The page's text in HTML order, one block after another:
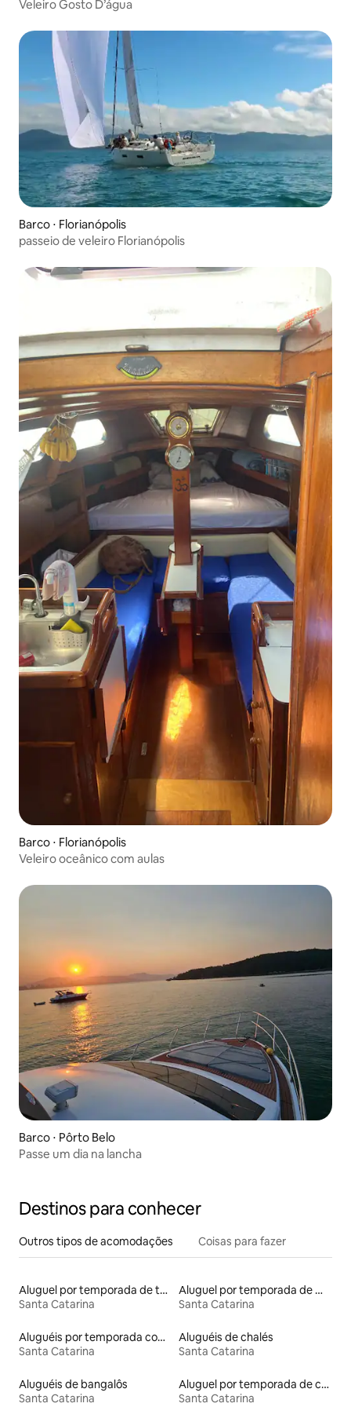
Veleiro Gosto D’água
Barco ⋅ Florianópolis
passeio de veleiro Florianópolis
Barco ⋅ Florianópolis
Veleiro oceânico com aulas
Barco ⋅ Pôrto Belo
Passe um dia na lancha
Destinos para conhecer
Outros tipos de acomodações Coisas para fazer
Aluguel por temporada de tendas
Santa Catarina
Aluguel por temporada de microcasas
Santa Catarina
Aluguéis por temporada com cama de altura acessível
Santa Catarina
Aluguéis de chalés
Santa Catarina
Aluguéis de bangalôs
Santa Catarina
Aluguel por temporada de casas arredondadas
Santa Catarina